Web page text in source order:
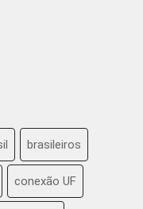
brasileiros
conexão UF